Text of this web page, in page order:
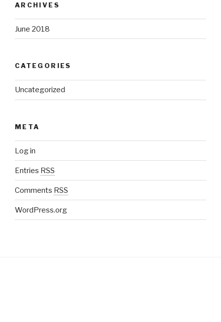
ARCHIVES
June 2018
CATEGORIES
Uncategorized
META
Log in
Entries RSS
Comments RSS
WordPress.org